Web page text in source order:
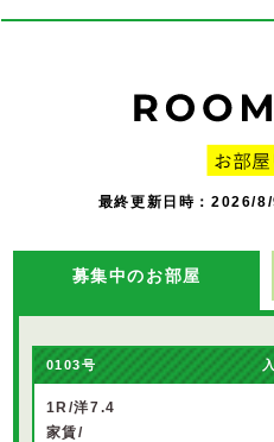
最終更新日時：2026/
募集中のお部屋
0103号
1R/洋7.4
家賃/